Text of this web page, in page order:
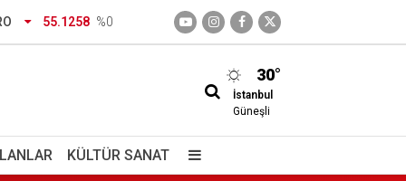
55.1258 %0
30°
İstanbul
Güneşli
KÜLTÜR SANAT
kırmızı çizgimizdir